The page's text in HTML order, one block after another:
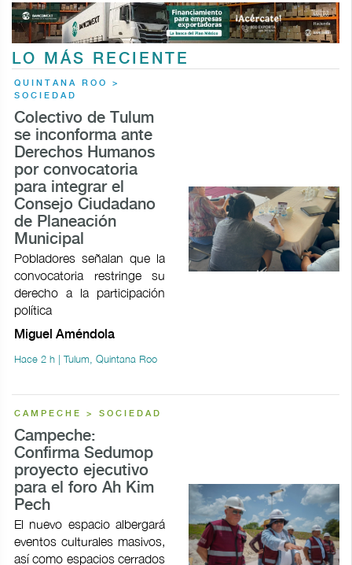
LO MÁS RECIENTE
QUINTANA ROO >
SOCIEDAD
Colectivo de Tulum
se inconforma ante
Derechos Humanos
por convocatoria
para integrar el
Consejo Ciudadano
de Planeación
Municipal
Pobladores señalan que la
convocatoria restringe su
derecho a la participación
política
Miguel Améndola
Hace 2 h | Tulum, Quintana Roo
CAMPECHE > SOCIEDAD
Campeche:
Confirma Sedumop
proyecto ejecutivo
para el foro Ah Kim
Pech
El nuevo espacio albergará
eventos culturales masivos,
así como espacios cerrados